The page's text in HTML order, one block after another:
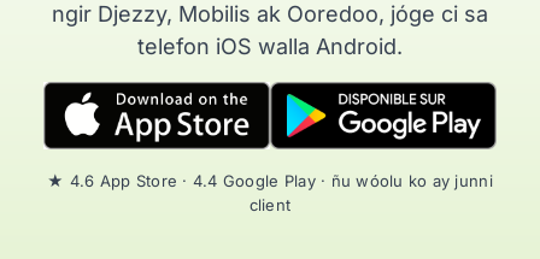
ngir Djezzy, Mobilis ak Ooredoo, jóge ci sa
telefon iOS walla Android.
★ 4.6 App Store · 4.4 Google Play · ñu wóolu ko ay junni
client